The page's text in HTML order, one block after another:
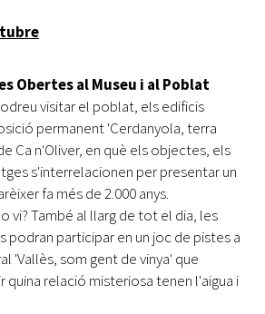
Obertes al Museu i al Poblat
visitar el poblat, els edificis
permanent 'Cerdanyola, terra
Ca n'Oliver, en què els objectes, els
s'interrelacionen per presentar un
fa més de 2.000 anys.
vi? També al llarg de tot el dia, les
podran participar en un joc de pistes a
'Vallès, som gent de vinya' que
relació misteriosa tenen l'aigua i